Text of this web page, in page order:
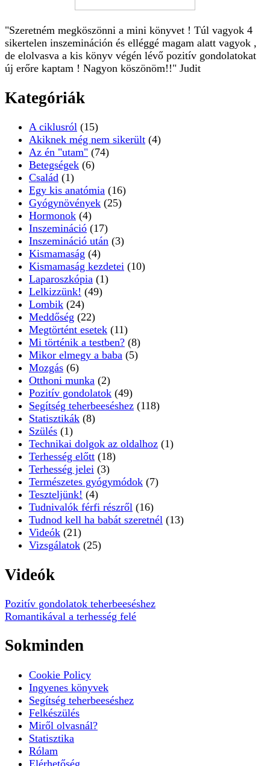
"Szeretném megköszönni a mini könyvet ! Túl vagyok 4
sikertelen inszemináción és elléggé magam alatt vagyok ,
de elolvasva a kis könyv végén lévő pozitív gondolatokat
új erőre kaptam ! Nagyon köszönöm!!" Judit
Kategóriák
A ciklusról (15)
Akiknek még nem sikerült (4)
Az én "utam" (74)
Betegségek (6)
Család (1)
Egy kis anatómia (16)
Gyógynövények (25)
Hormonok (4)
Inszemináció (17)
Inszemináció után (3)
Kismamaság (4)
Kismamaság kezdetei (10)
Laparoszkópia (1)
Lelkizzünk! (49)
Lombik (24)
Meddőség (22)
Megtörtént esetek (11)
Mi történik a testben? (8)
Mikor elmegy a baba (5)
Mozgás (6)
Otthoni munka (2)
Pozitív gondolatok (49)
Segítség teherbeeséshez (118)
Statisztikák (8)
Szülés (1)
Technikai dolgok az oldalhoz (1)
Terhesség előtt (18)
Terhesség jelei (3)
Természetes gyógymódok (7)
Teszteljünk! (4)
Tudnivalók férfi részről (16)
Tudnod kell ha babát szeretnél (13)
Videók (21)
Vizsgálatok (25)
Videók
Pozitív gondolatok teherbeeséshez
Romantikával a terhesség felé
Sokminden
Cookie Policy
Ingyenes könyvek
Segítség teherbeeséshez
Felkészülés
Miről olvasnál?
Statisztika
Rólam
Elérhetőség